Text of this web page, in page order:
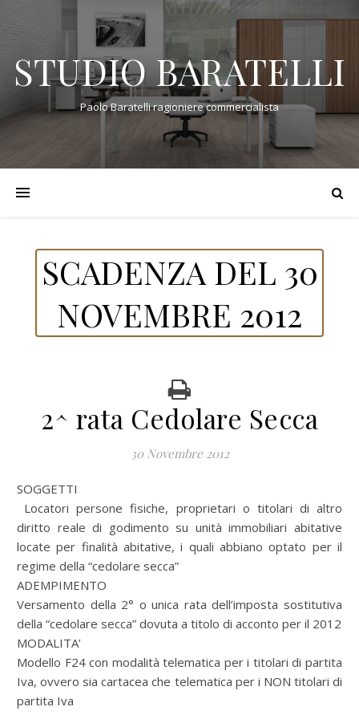
STUDIO BARATELLI
Paolo Baratelli ragioniere commercialista
SCADENZA DEL 30
NOVEMBRE 2012
2^ rata Cedolare Secca
30 Novembre 2012
SOGGETTI
Locatori persone fisiche, proprietari o titolari di altro
diritto reale di godimento su unità immobiliari abitative
locate per finalità abitative, i quali abbiano optato per il
regime della “cedolare secca”
ADEMPIMENTO
Versamento della 2° o unica rata dell’imposta sostitutiva
della “cedolare secca” dovuta a titolo di acconto per il 2012
MODALITA’
Modello F24 con modalità telematica per i titolari di partita
Iva, ovvero sia cartacea che telematica per i NON titolari di
partita Iva